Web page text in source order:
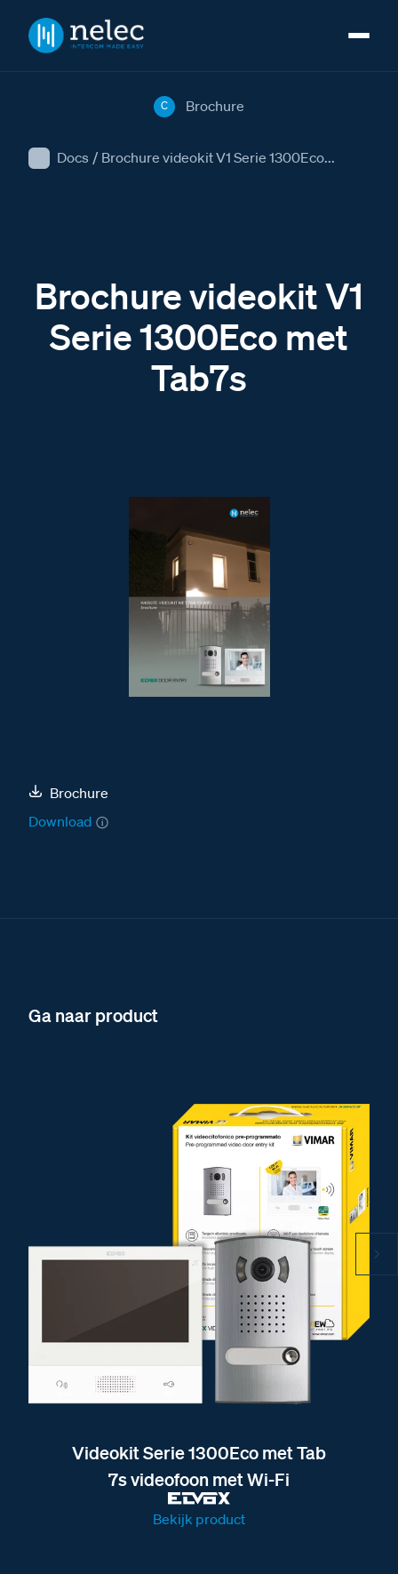
Docs / Brochure videokit V1 Serie 1300Eco...
C Brochure
Brochure videokit V1
Serie 1300Eco met
Tab7s
Brochure
Download
Ga naar product
Videokit Serie 1300Eco met Tab
7s videofoon met Wi-Fi
Bekijk product